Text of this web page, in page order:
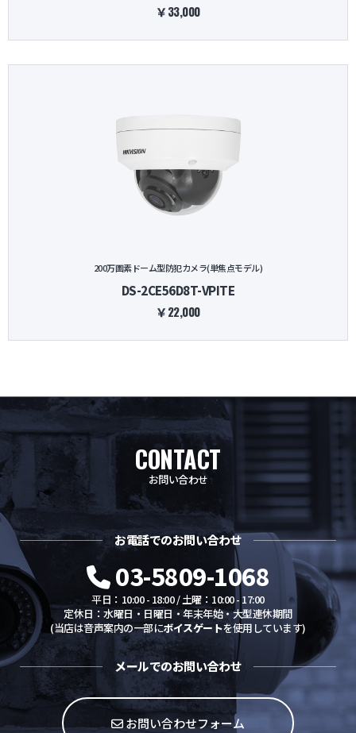
￥33,000
200万画素ドーム型防犯カメラ(単焦点モデル)
DS-2CE56D8T-VPITE
￥22,000
CONTACT
お問い合わせ
お電話でのお問い合わせ
03-5809-1068
平日：10:00 - 18:00 / 土曜：10:00 - 17:00
定休日：水曜日・日曜日・年末年始・大型連休期間
(当店は音声案内の一部にボイスゲートを使用しています)
メールでのお問い合わせ
お問い合わせフォーム